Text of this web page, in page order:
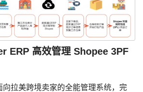
ERP 高效管理 Shopee 3PF
向拉美跨境卖家的全能管理系统，完